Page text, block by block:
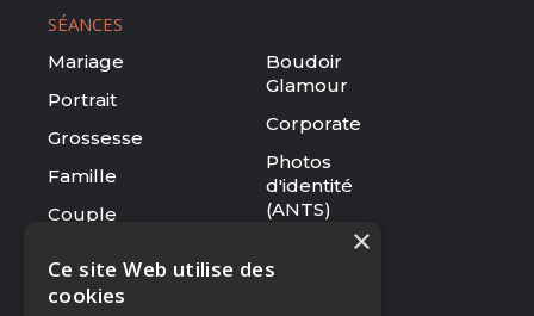
SÉANCES
Mariage
Portrait
Grossesse
Famille
Couple
Boudoir
Glamour
Corporate
Photos
d'identité
(ANTS)
RESSOURCES
Ce site Web utilise des
cookies
×